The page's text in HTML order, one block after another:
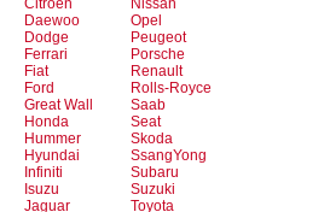
Citroen
Daewoo
Dodge
Ferrari
Fiat
Ford
Great Wall
Honda
Hummer
Hyundai
Infiniti
Isuzu
Jaguar
Nissan
Opel
Peugeot
Porsche
Renault
Rolls-Royce
Saab
Seat
Skoda
SsangYong
Subaru
Suzuki
Toyota